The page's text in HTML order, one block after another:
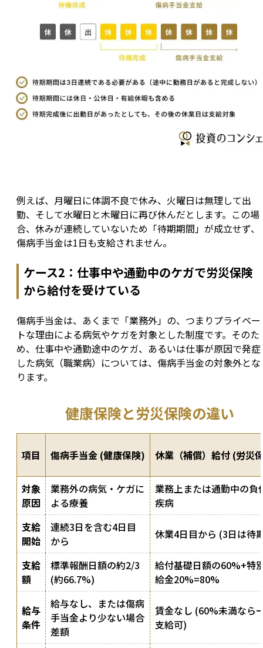
例えば、月曜日に体調不良で休み、火曜日は無理して出
勤、そして水曜日と木曜日に再び休んだとします。この場
合、休みが連続していないため「待期期間」が成立せず、
傷病手当金は1日も支給されません。
ケース2：仕事中や通勤中のケガで労災保険
から給付を受けている
傷病手当金は、あくまで「業務外」の、つまりプライベー
トな理由による病気やケガを対象とした制度です。そのた
め、仕事中や通勤途中のケガ、あるいは仕事が原因で発症
した病気（職業病）については、傷病手当金の対象外とな
ります。
項目 傷病手当金 (健康保険) 休業（補償）給付 (労災
対象
原因
業務外の病気・ケガに
よる療養
業務上または通勤中の負
疾病
支給
開始
連続3日を含む4日目
から
休業4日目から (3日は待
支給
額
標準報酬日額の約2/3
(約66.7%)
給付基礎日額の60%+特
給金20%=80%
給与
条件
給与なし、または傷病
手当金より少ない場合
差額
賃金なし (60%未満なら
支給可)
健康保険と労災保険の違い